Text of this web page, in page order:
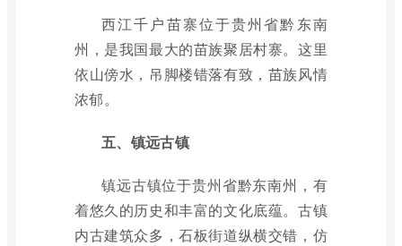
西江千户苗寨位于贵州省黔东南
州，是我国最大的苗族聚居村寨。这里
依山傍水，吊脚楼错落有致，苗族风情
浓郁。
五、镇远古镇
镇远古镇位于贵州省黔东南州，有
着悠久的历史和丰富的文化底蕴。古镇
内古建筑众多，石板街道纵横交错，仿